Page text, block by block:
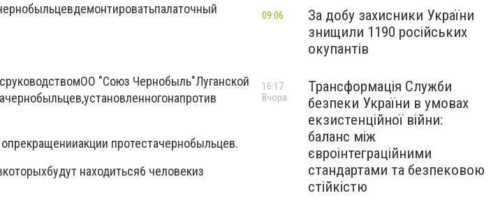
демонтироватьпалаточный
руководствомОО "Союз Чернобыль"Луганской
чернобыльцев,установленногонапротив
прекращенииакции протестачернобыльцев.
которыхбудут находиться6 человекиз
За добу захисники України
знищили 1190 російських
окупантів
09:06
Трансформація Служби
безпеки України в умовах
екзистенційної війни:
баланс між
євроінтеграційними
стандартами та безпековою
стійкістю
16:17
Вчора